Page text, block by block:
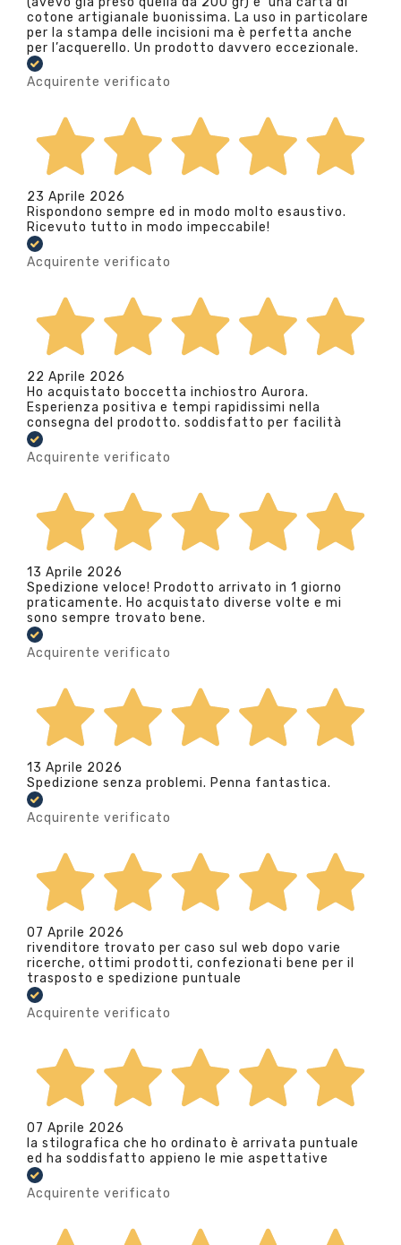
cotone artigianale buonissima. La uso in particolare
per la stampa delle incisioni ma è perfetta anche
per l’acquerello. Un prodotto davvero eccezionale.
Acquirente verificato
23 Aprile 2026
Rispondono sempre ed in modo molto esaustivo.
Ricevuto tutto in modo impeccabile!
Acquirente verificato
22 Aprile 2026
Ho acquistato boccetta inchiostro Aurora.
Esperienza positiva e tempi rapidissimi nella
consegna del prodotto. soddisfatto per facilità
Acquirente verificato
13 Aprile 2026
Spedizione veloce! Prodotto arrivato in 1 giorno
praticamente. Ho acquistato diverse volte e mi
sono sempre trovato bene.
Acquirente verificato
13 Aprile 2026
Spedizione senza problemi. Penna fantastica.
Acquirente verificato
07 Aprile 2026
rivenditore trovato per caso sul web dopo varie
ricerche, ottimi prodotti, confezionati bene per il
trasposto e spedizione puntuale
Acquirente verificato
07 Aprile 2026
la stilografica che ho ordinato è arrivata puntuale
ed ha soddisfatto appieno le mie aspettative
Acquirente verificato